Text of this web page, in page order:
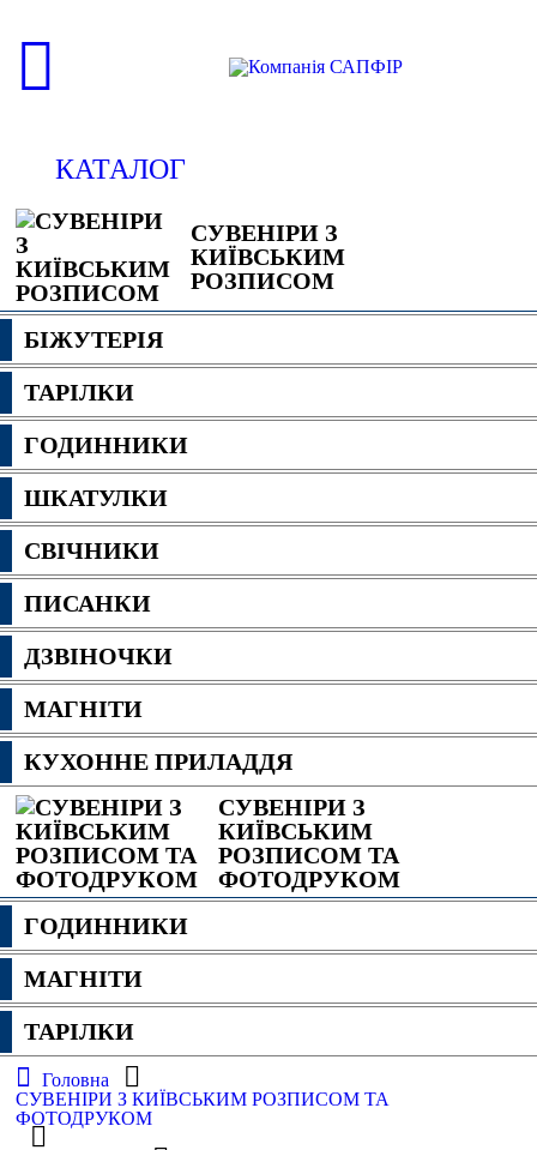
КАТАЛОГ
СУВЕНІРИ З
КИЇВСЬКИМ
РОЗПИСОМ
БІЖУТЕРІЯ
ТАРІЛКИ
ГОДИННИКИ
ШКАТУЛКИ
СВІЧНИКИ
ПИСАНКИ
ДЗВІНОЧКИ
МАГНІТИ
КУХОННЕ ПРИЛАДДЯ
СУВЕНІРИ З
КИЇВСЬКИМ
РОЗПИСОМ ТА
ФОТОДРУКОМ
ГОДИННИКИ
МАГНІТИ
ТАРІЛКИ
Головна
СУВЕНІРИ З КИЇВСЬКИМ РОЗПИСОМ ТА
ФОТОДРУКОМ